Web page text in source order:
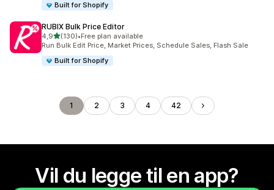
Built for Shopify
RUBIX Bulk Price Editor
4,9av 5 stjerner
(130)
Totalt 130 omtaler
•Free plan available
Run Bulk Edit Price, Market Prices, Schedule Sales, Flash Sale
Built for Shopify
1 2 3 4 42
Vil du legge til en app?